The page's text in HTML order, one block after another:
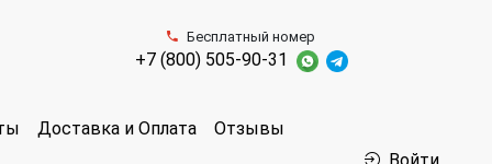
Бесплатный номер
+7 (800) 505-90-31
Доставка и Оплата Отзывы
Войти